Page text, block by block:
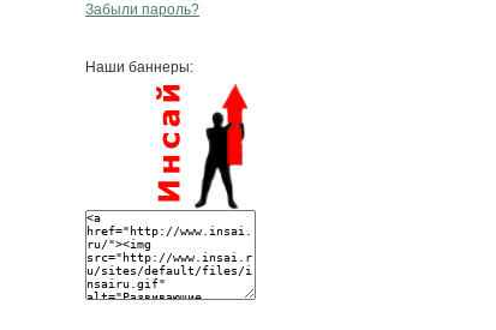
Забыли пароль?
Наши баннеры: